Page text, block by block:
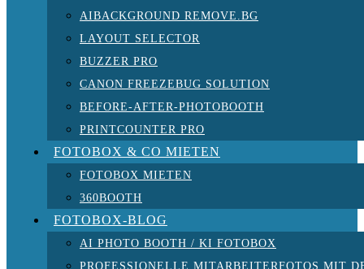
AIBACKGROUND REMOVE.BG
LAYOUT SELECTOR
BUZZER PRO
CANON FREEZEBUG SOLUTION
BEFORE-AFTER-PHOTOBOOTH
PRINTCOUNTER PRO
FOTOBOX & CO MIETEN
FOTOBOX MIETEN
360BOOTH
FOTOBOX-BLOG
AI PHOTO BOOTH / KI FOTOBOX
PROFESSIONELLE MITARBEITERFOTOS MIT